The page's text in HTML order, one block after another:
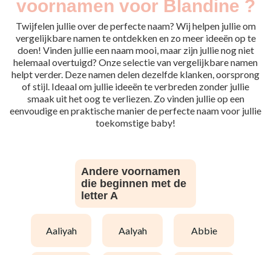
voornamen voor Blandine ?
Twijfelen jullie over de perfecte naam? Wij helpen jullie om
vergelijkbare namen te ontdekken en zo meer ideeën op te
doen! Vinden jullie een naam mooi, maar zijn jullie nog niet
helemaal overtuigd? Onze selectie van vergelijkbare namen
helpt verder. Deze namen delen dezelfde klanken, oorsprong
of stijl. Ideaal om jullie ideeën te verbreden zonder jullie
smaak uit het oog te verliezen. Zo vinden jullie op een
eenvoudige en praktische manier de perfecte naam voor jullie
toekomstige baby!
Andere voornamen
die beginnen met de
letter A
aaliyah aalyah abbie